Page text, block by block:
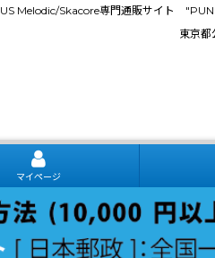
US Melodic/Skacore専門通販サイト
東京
マイページ